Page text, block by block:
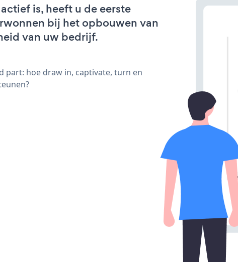
is, heeft u de eerste
bij het opbouwen van
van uw bedrijf.
part: hoe draw in, captivate, turn en